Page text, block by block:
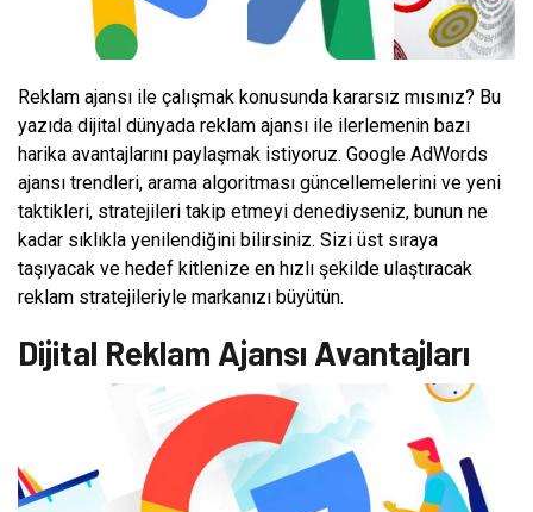
Reklam ajansı ile çalışmak konusunda kararsız mısınız? Bu
yazıda dijital dünyada reklam ajansı ile ilerlemenin bazı
harika avantajlarını paylaşmak istiyoruz. Google AdWords
ajansı trendleri, arama algoritması güncellemelerini ve yeni
taktikleri, stratejileri takip etmeyi denediyseniz, bunun ne
kadar sıklıkla yenilendiğini bilirsiniz. Sizi üst sıraya
taşıyacak ve hedef kitlenize en hızlı şekilde ulaştıracak
reklam stratejileriyle markanızı büyütün.
Dijital Reklam Ajansı Avantajları